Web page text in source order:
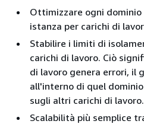
Ottimizzare ogni
istanza per carichi di
Stabilire i limiti di
carichi di lavoro. Ciò
di lavoro genera errori, il
all'interno di quel
sugli altri carichi di lavoro.
Scalabilità più semplice